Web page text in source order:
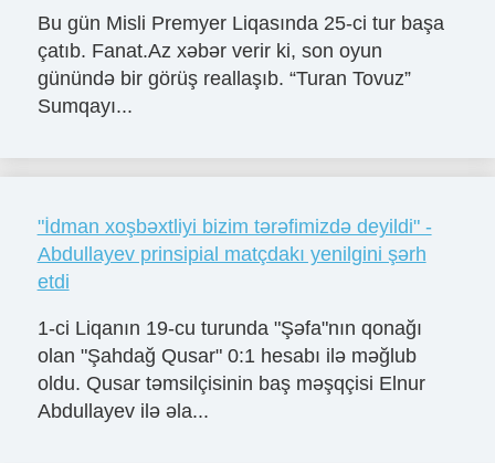
Bu gün Misli Premyer Liqasında 25-ci tur başa
çatıb. Fanat.Az xəbər verir ki, son oyun
günündə bir görüş reallaşıb. “Turan Tovuz”
Sumqayı...
"İdman xoşbəxtliyi bizim tərəfimizdə deyildi" -
Abdullayev prinsipial matçdakı yenilgini şərh
etdi
1-ci Liqanın 19-cu turunda "Şəfa"nın qonağı
olan "Şahdağ Qusar" 0:1 hesabı ilə məğlub
oldu. Qusar təmsilçisinin baş məşqçisi Elnur
Abdullayev ilə əla...